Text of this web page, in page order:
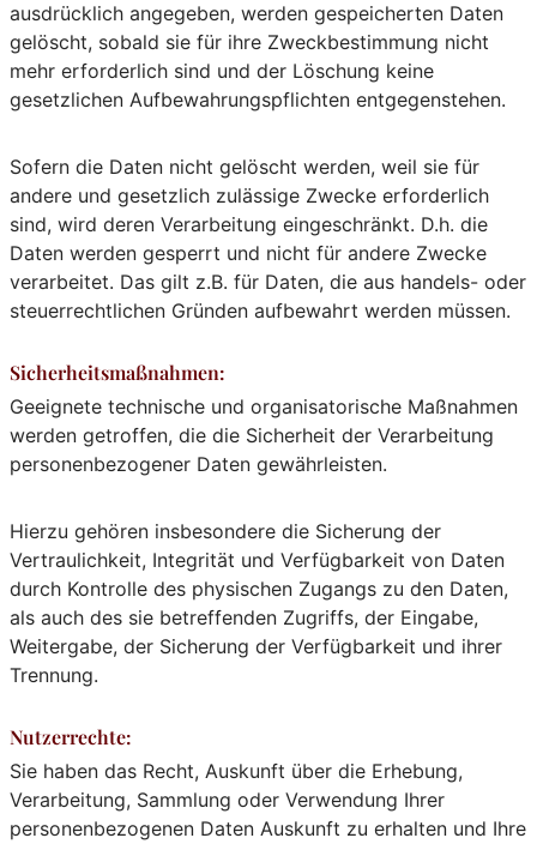
ausdrücklich angegeben, werden gespeicherten Daten
gelöscht, sobald sie für ihre Zweckbestimmung nicht
mehr erforderlich sind und der Löschung keine
gesetzlichen Aufbewahrungspflichten entgegenstehen.
Sofern die Daten nicht gelöscht werden, weil sie für
andere und gesetzlich zulässige Zwecke erforderlich
sind, wird deren Verarbeitung eingeschränkt. D.h. die
Daten werden gesperrt und nicht für andere Zwecke
verarbeitet. Das gilt z.B. für Daten, die aus handels- oder
steuerrechtlichen Gründen aufbewahrt werden müssen.
Sicherheitsmaßnahmen:
Geeignete technische und organisatorische Maßnahmen
werden getroffen, die die Sicherheit der Verarbeitung
personenbezogener Daten gewährleisten.
Hierzu gehören insbesondere die Sicherung der
Vertraulichkeit, Integrität und Verfügbarkeit von Daten
durch Kontrolle des physischen Zugangs zu den Daten,
als auch des sie betreffenden Zugriffs, der Eingabe,
Weitergabe, der Sicherung der Verfügbarkeit und ihrer
Trennung.
Nutzerrechte:
Sie haben das Recht, Auskunft über die Erhebung,
Verarbeitung, Sammlung oder Verwendung Ihrer
personenbezogenen Daten Auskunft zu erhalten und Ihre